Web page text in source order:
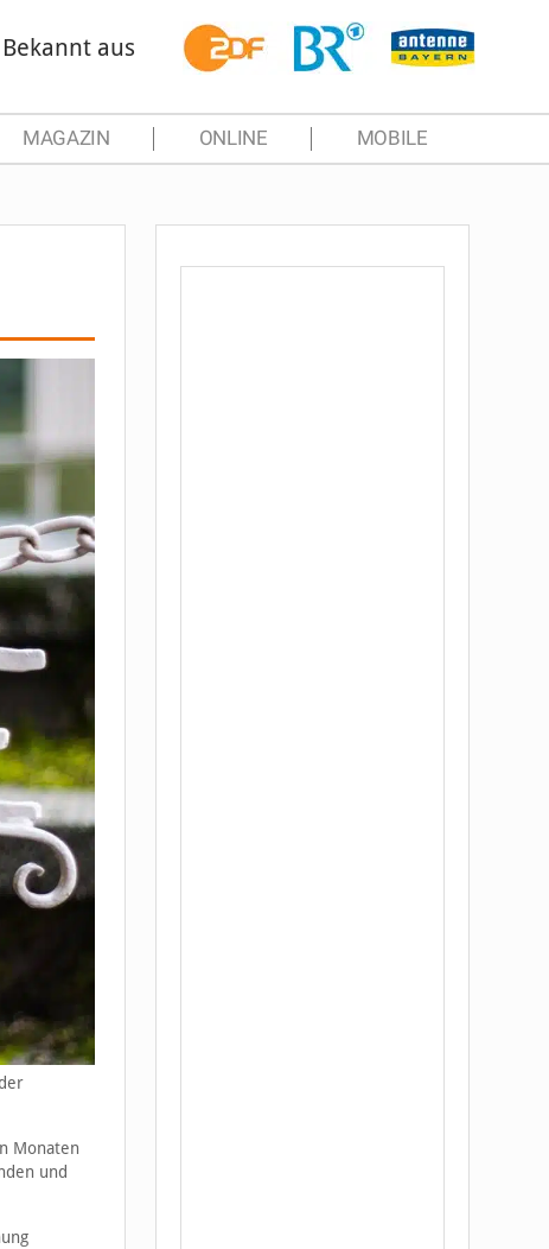
Bekannt aus
MAGAZIN ONLINE MOBILE
Monaten
und